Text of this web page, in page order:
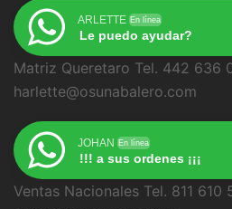
ARLETTE En línea
Le puedo ayudar?
Matriz Queretaro Tel.
harlette@osunabalero.com
JOHAN En línea
!!! a sus ordenes ¡¡¡
Ventas Nacionales Tel.